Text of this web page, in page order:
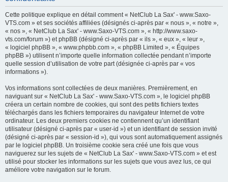
h
Cette politique explique en détail comment « NetClub La Sax' - www.Saxo-
VTS.com » et ses sociétés affiliées (désignés ci-après par « nous », « notre »,
« nos », « NetClub La Sax' - www.Saxo-VTS.com », « http://www.saxo-
vts.com/forum ») et phpBB (désigné ci-après par « ils », « eux », « leur »,
« logiciel phpBB », « www.phpbb.com », « phpBB Limited », « Équipes
phpBB ») utilisent n’importe quelle information collectée pendant n’importe
quelle session d’utilisation de votre part (désignée ci-après par « vos
informations »).
Vos informations sont collectées de deux manières. Premièrement, en
naviguant sur « NetClub La Sax' - www.Saxo-VTS.com », le logiciel phpBB
créera un certain nombre de cookies, qui sont des petits fichiers textes
téléchargés dans les fichiers temporaires du navigateur Internet de votre
ordinateur. Les deux premiers cookies ne contiennent qu’un identifiant
utilisateur (désigné ci-après par « user-id ») et un identifiant de session invité
(désigné ci-après par « session-id »), qui vous sont automatiquement assignés
par le logiciel phpBB. Un troisième cookie sera créé une fois que vous
naviguerez sur les sujets de « NetClub La Sax' - www.Saxo-VTS.com » et est
utilisé pour stocker les informations sur les sujets que vous avez lus, ce qui
améliore votre navigation sur le forum.